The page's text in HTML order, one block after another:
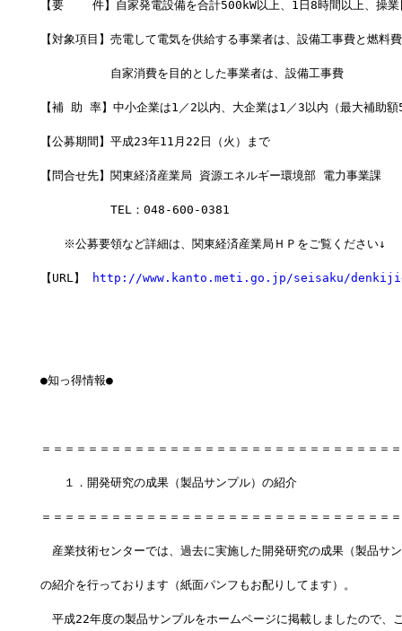
【要    件】自家発電設備を合計500kW以上、1日8時間以上、操業
【対象項目】売電して電気を供給する事業者は、設備工事費と燃料費
自家消費を目的とした事業者は、設備工事費
【補 助 率】中小企業は1／2以内、大企業は1／3以内（最大補助額
【公募期間】平成23年11月22日（火）まで
【問合せ先】関東経済産業局 資源エネルギー環境部 電力事業課
TEL：048-600-0381
※公募要領など詳細は、関東経済産業局ＨＰをご覧ください↓
【URL】 http://www.kanto.meti.go.jp/seisaku/
●知っ得情報●
＝＝＝＝＝＝＝＝＝＝＝＝＝＝＝＝＝＝＝＝＝＝＝＝＝＝＝＝＝＝
１．開発研究の成果（製品サンプル）の紹介
＝＝＝＝＝＝＝＝＝＝＝＝＝＝＝＝＝＝＝＝＝＝＝＝＝＝＝＝＝＝
産業技術センターでは、過去に実施した開発研究の成果（製品サ
の紹介を行っております（紙面パンフもお配りしてます）。
平成22年度の製品サンプルをホームページに掲載しましたので、